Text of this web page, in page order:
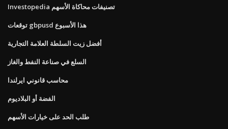
Investopedia تصنيفات محاكاة الأسهم
توقعات gbpusd هذا الأسبوع
أفضل زيت السلطة العلامة التجارية
السلع في صناعة النفط والغاز
محاسب قانوني ايرلندا
الفضة أو البلاديوم
طلب الحد على خيارات الأسهم